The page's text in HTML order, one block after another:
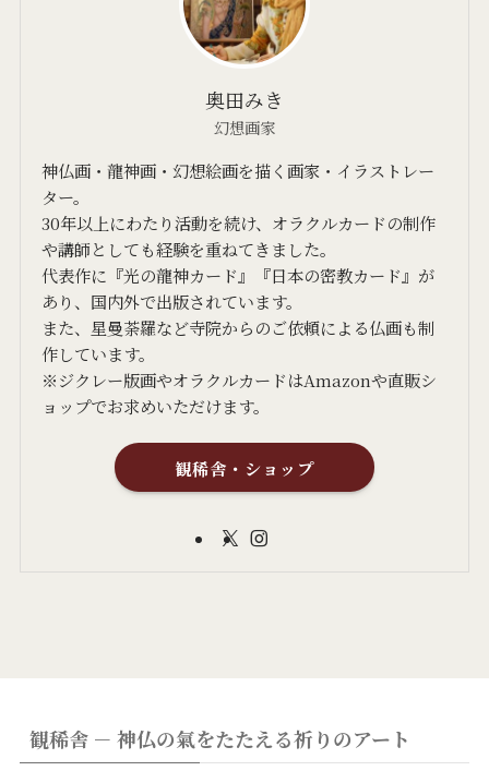
奥田みき
幻想画家
神仏画・龍神画・幻想絵画を描く画家・イラストレー
ター。
30年以上にわたり活動を続け、オラクルカードの制作
や講師としても経験を重ねてきました。
代表作に『光の龍神カード』『日本の密教カード』が
あり、国内外で出版されています。
また、星曼荼羅など寺院からのご依頼による仏画も制
作しています。
※ジクレー版画やオラクルカードはAmazonや直販シ
ョップでお求めいただけます。
観稀舎・ショップ
観稀舎 － 神仏の氣をたたえる祈りのアート